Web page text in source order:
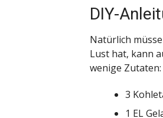
DIY-
Natürlich
Lust hat, kann
wenige Zutaten:
3
1 EL